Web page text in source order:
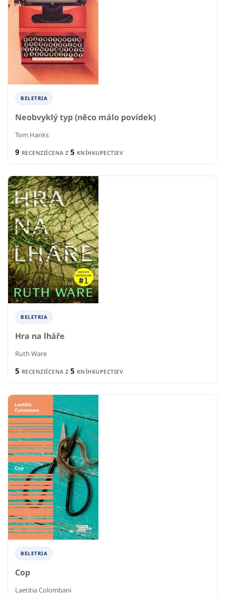
BELETRIA
Neobvyklý typ (něco málo povídek)
Tom Hanks
9 RECENZIÍCENA Z 5 KNÍHKUPECTIEV
BELETRIA
Hra na lháře
Ruth Ware
5 RECENZIÍCENA Z 5 KNÍHKUPECTIEV
BELETRIA
Cop
Laetitia Colombani